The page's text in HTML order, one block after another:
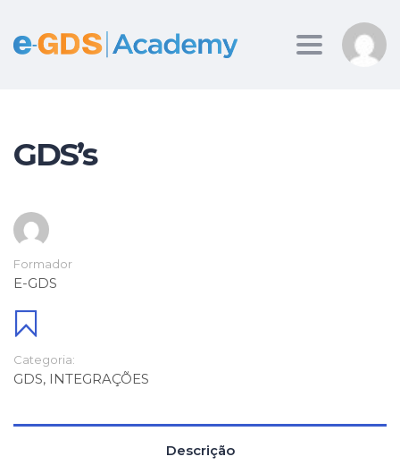
Toggle
GDS’s
Formador
E-GDS
Categoria:
GDS, INTEGRAÇÕES
Descrição